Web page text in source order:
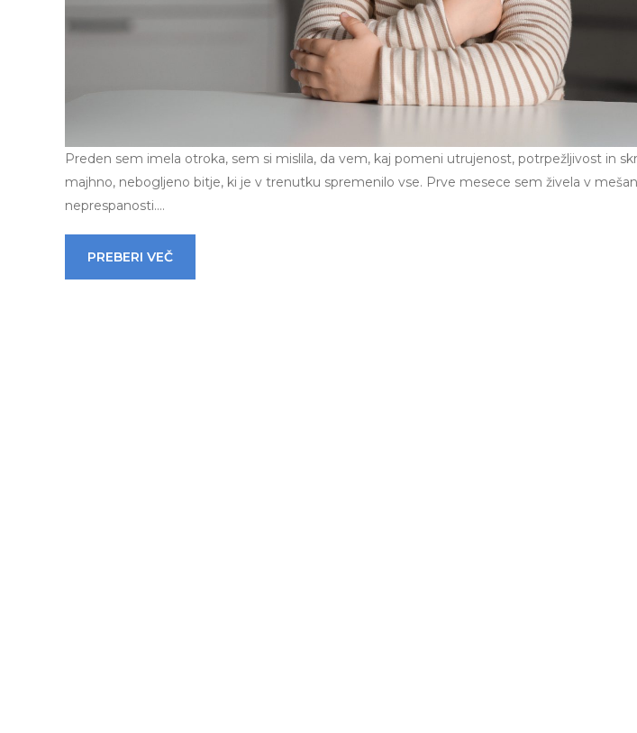
Preden sem imela otroka, sem si mislila, da vem, kaj pomeni utrujenost, potrpežljivost in
majhno, nebogljeno bitje, ki je v trenutku spremenilo vse. Prve mesece sem živela v
neprespanosti.…
PREBERI VEČ